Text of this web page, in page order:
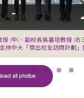
(中)、副校長吳基培教授 (右
持中大「傑出校友訪問計劃」